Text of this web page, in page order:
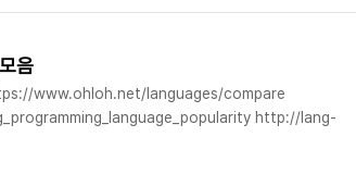
음
www.ohloh.net/languages/compare
http://lang-